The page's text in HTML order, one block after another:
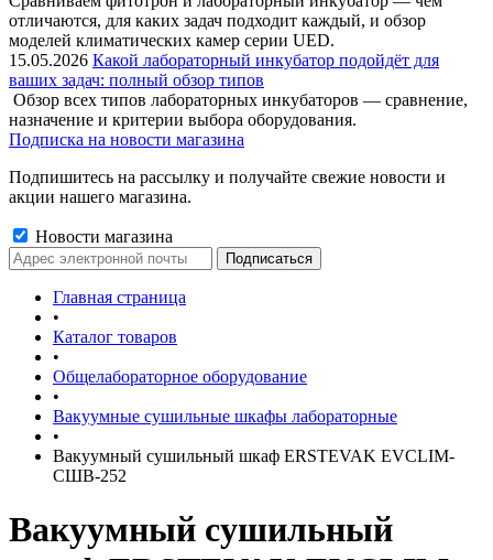
отличаются, для каких задач подходит каждый, и обзор
моделей климатических камер серии UED.
15.05.2026 Какой лабораторный инкубатор подойдёт для
ваших задач: полный обзор типов
Обзор всех типов лабораторных инкубаторов — сравнение,
назначение и критерии выбора оборудования.
Подписка на новости магазина
Подпишитесь на рассылку и получайте свежие новости и
акции нашего магазина.
Новости магазина
Главная страница
•
Каталог товаров
•
Общелабораторное оборудование
•
Вакуумные сушильные шкафы лабораторные
•
Вакуумный сушильный шкаф ERSTEVAK EVCLIM-
СШВ-252
Вакуумный сушильный